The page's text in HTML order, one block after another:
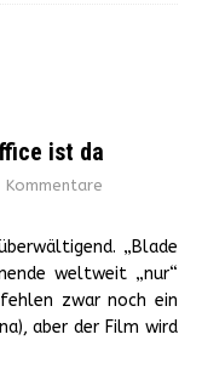
ist da
Kommentare
„Blade
weltweit „nur“
zwar noch ein
aber der Film wird